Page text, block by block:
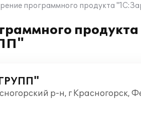
программного продукта
р-н, г Красногорск,